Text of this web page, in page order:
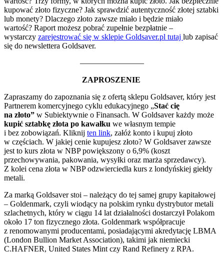
kupować złoto fizyczne? Jak sprawdzić autentyczność złotej sztabki
lub monety? Dlaczego złoto zawsze miało i będzie miało
wartość? Raport możesz pobrać zupełnie bezpłatnie –
wystarczy zarejestrować się w sklepie Goldsaver.pl tutaj lub zapisać
się do newslettera Goldsaver.
————————
ZAPROSZENIE
Zapraszamy do zapoznania się z ofertą sklepu Goldsaver, który jest
Partnerem komercyjnego cyklu edukacyjnego „Stać cię
na złoto” w Subiektywnie o Finansach. W Goldsaver każdy może
kupić sztabkę złota po kawałku we własnym tempie
i bez zobowiązań. Kliknij ten link, załóż konto i kupuj złoto
w częściach. W jakiej cenie kupujesz złoto? W Goldsaver zawsze
jest to kurs złota w NBP powiększony o 6,9% (koszt
przechowywania, pakowania, wysyłki oraz marża sprzedawcy).
Z kolei cena złota w NBP odzwierciedla kurs z londyńskiej giełdy
metali.
Za marką Goldsaver stoi – należący do tej samej grupy kapitałowej
– Goldenmark, czyli wiodący na polskim rynku dystrybutor metali
szlachetnych, który w ciągu 14 lat działalności dostarczył Polakom
około 17 ton fizycznego złota. Goldenmark współpracuje
z renomowanymi producentami, posiadającymi akredytację LBMA
(London Bullion Market Association), takimi jak niemiecki
C.HAFNER, United States Mint czy Rand Refinery z RPA.